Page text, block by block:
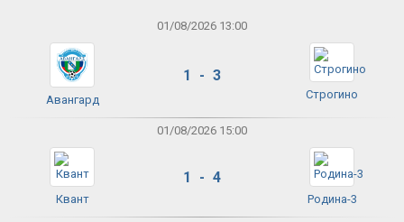
01/08/2026 13:00
Авангард
1 - 3
Строгино
01/08/2026 15:00
Квант
1 - 4
Родина-3